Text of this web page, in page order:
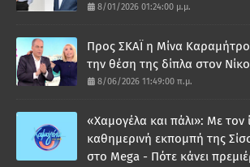
8/01/2026 01:24:00 μ.μ.
Προς ΣΚΑΪ η Μίνα
την θέση της δίπλα στον
8/06/2026 11:49:00 π.μ.
«Χαμογέλα και πάλι»: Με τον
καθημερινή εκπομπή της
στο Mega - Πότε κάνει